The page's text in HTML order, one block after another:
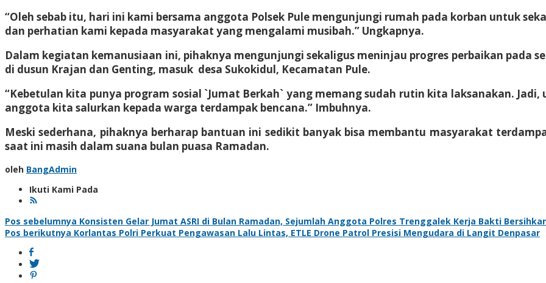
“Oleh sebab itu, hari ini kami bersama anggota Polsek Pule mengunjungi rumah pada korban untuk
dan perhatian kami kepada masyarakat yang mengalami musibah.” Ungkapnya.
Dalam kegiatan kemanusiaan ini, pihaknya mengunjungi sekaligus meninjau progres perbaikan pada
di dusun Krajan dan Genting, masuk desa Sukokidul, Kecamatan Pule.
“Kebetulan kita punya program sosial `Jumat Berkah` yang memang sudah rutin kita laksanakan.
anggota kita salurkan kepada warga terdampak bencana.” Imbuhnya.
Meski sederhana, pihaknya berharap bantuan ini sedikit banyak bisa membantu masyarakat
saat ini masih dalam suana bulan puasa Ramadan.
oleh BangAdmin
Ikuti Kami Pada
Navigasi
pos
Pos sebelumnya Konsisten Gelar Jumat ASRI di Bulan Ramadan, Sejumlah Anggota Polres Trenggalek Kerja Bakti
Pos berikutnya Korlantas Polri Perkuat Pengawasan Lalu Lintas, ETLE Drone Patrol Presisi Mengudara di Langit Denpasar